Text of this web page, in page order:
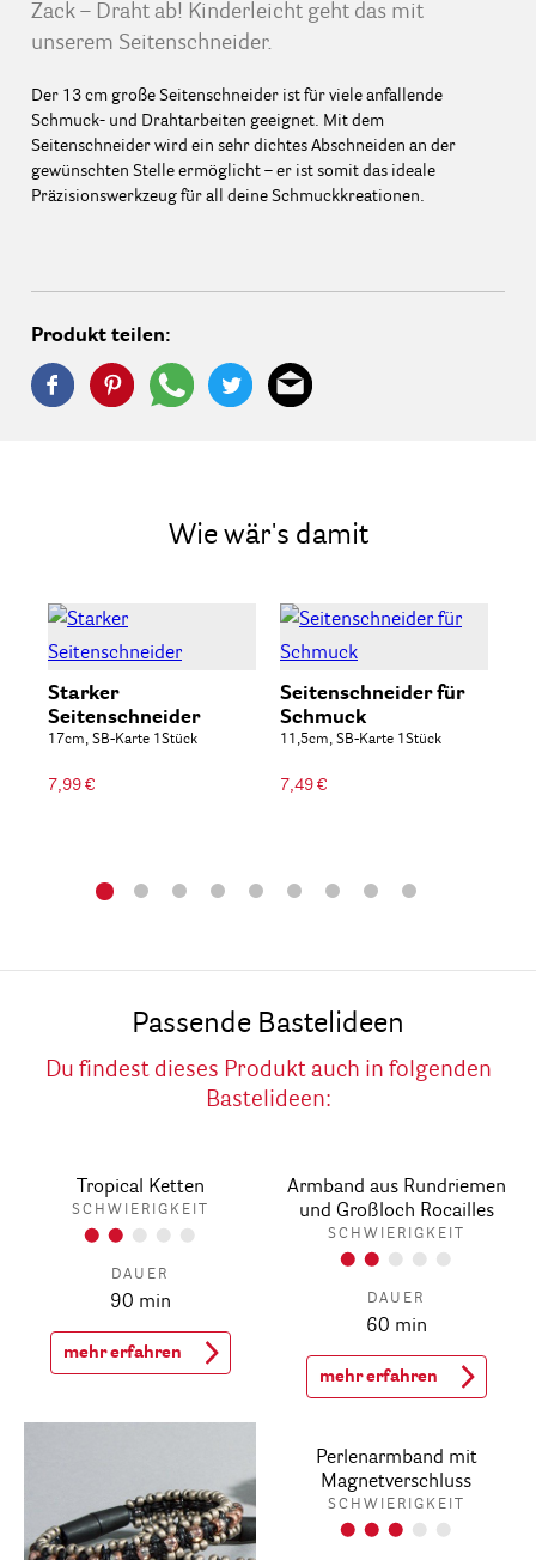
Zack – Draht ab! Kinderleicht geht das mit
unserem Seitenschneider.
Der 13 cm große Seitenschneider ist für viele anfallende
Schmuck- und Drahtarbeiten geeignet. Mit dem
Seitenschneider wird ein sehr dichtes Abschneiden an der
gewünschten Stelle ermöglicht – er ist somit das ideale
Präzisionswerkzeug für all deine Schmuckkreationen.
Produkt teilen:
Wie wär's damit
Starker
Seitenschneider
17cm, SB-Karte 1Stück
7,99 €
Seitenschneider für
Schmuck
11,5cm, SB-Karte 1Stück
7,49 €
Passende Bastelideen
Du findest dieses Produkt auch in folgenden
Bastelideen:
Tropical Ketten
SCHWIERIGKEIT
DAUER
90 min
mehr erfahren
Armband aus Rundriemen
und Großloch Rocailles
SCHWIERIGKEIT
DAUER
60 min
mehr erfahren
Perlenarmband mit
Magnetverschluss
SCHWIERIGKEIT